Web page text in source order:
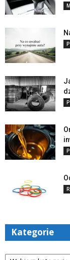
Kategorie
Kategorie